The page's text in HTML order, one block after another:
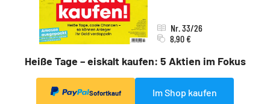
Heiße Tage – eiskalt kaufen: 5 Aktien im Fokus
Nr. 33/26
8,90 €
Sofortkauf Im Shop kaufen